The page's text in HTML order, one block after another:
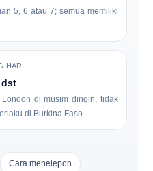
5, 6 atau 7; semua memiliki
HARI
dst
di musim dingin; tidak
di Burkina Faso.
Cara menelepon